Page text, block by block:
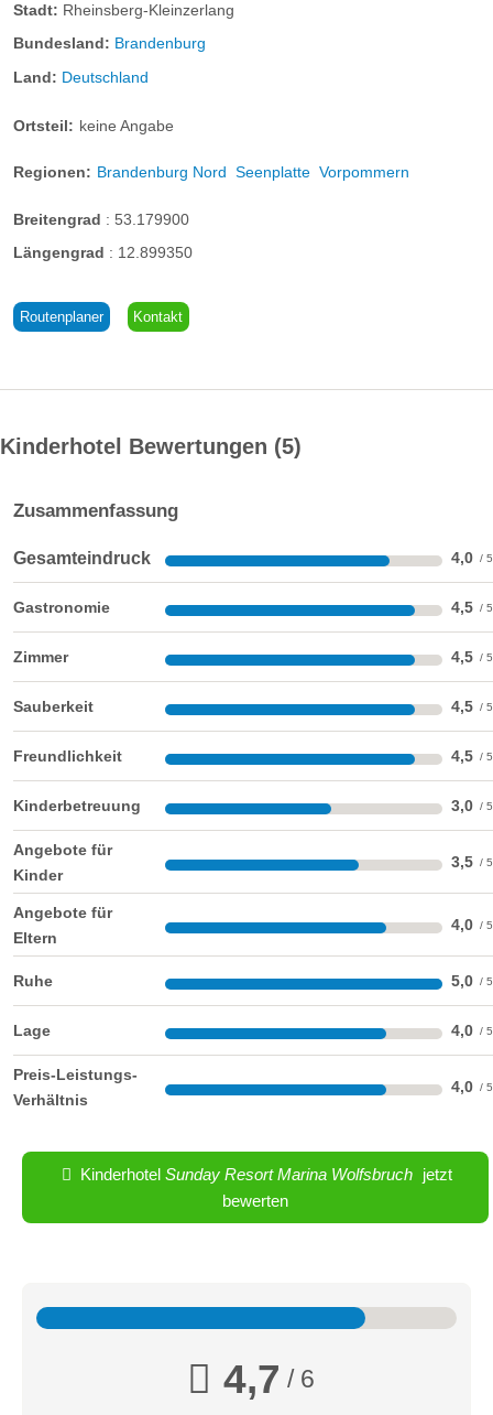
*1 Du/WC
Balkon
2 Aufbettungen möglich
Stadt: Rheinsberg-Kleinzerlang
Bundesland: Brandenburg
Land: Deutschland
Ortsteil: keine Angabe
Regionen: Brandenburg Nord Seenplatte Vorpommern
Breitengrad : 53.179900
Längengrad : 12.899350
Routenplaner Kontakt
Kinderhotel Bewertungen 5
Zusammenfassung
Gesamteindruck 4,0
Gastronomie 4,5
Zimmer 4,5
Sauberkeit 4,5
Freundlichkeit 4,5
Kinderbetreuung 3,0
Angebote für
Kinder
3,5
Angebote für
Eltern
4,0
Ruhe 5,0
Lage 4,0
Preis-Leistungs-
Verhältnis
4,0
KinderhotelSunday Resort Marina Wolfsbruch jetzt
bewerten
4,7 / 6